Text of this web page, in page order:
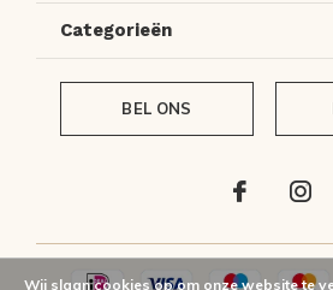
Categorieën
BEL ONS
Wij slaan cookies op om onze website te